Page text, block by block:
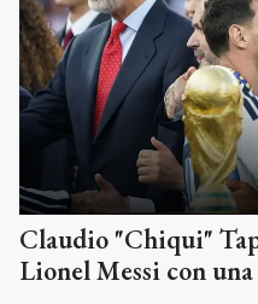
Claudio "Chiqui"
Lionel Messi con